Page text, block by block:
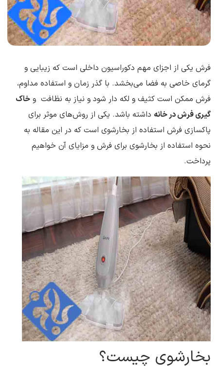
فرش یکی از اجزای مهم دکوراسیون داخلی است که زیبایی و
گرمای خاصی به فضا می‌بخشد. با گذر زمان و استفاده مداوم،
فرش ممکن است کثیف و لکه دار شود و نیاز به نظافت و خاک
گیری فرش در خانه داشته باشد. یکی از روش‌های موثر برای
پاکسازی فرش استفاده از بخارشوی است که در این مقاله به
نحوه استفاده از بخارشوی برای فرش و مزایای آن خواهیم
پرداخت.
بخارشوی چیست؟